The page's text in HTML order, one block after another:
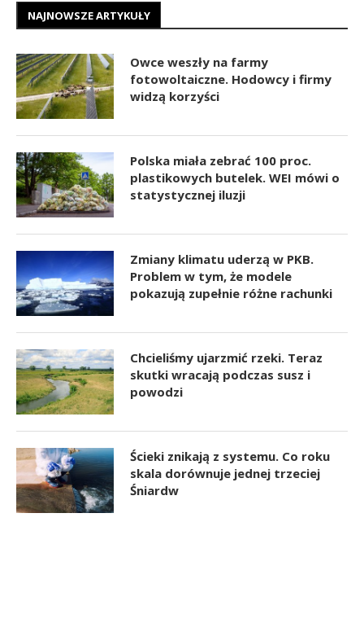
NAJNOWSZE ARTYKUŁY
Owce weszły na farmy
fotowoltaiczne. Hodowcy i firmy
widzą korzyści
Polska miała zebrać 100 proc.
plastikowych butelek. WEI mówi o
statystycznej iluzji
Zmiany klimatu uderzą w PKB.
Problem w tym, że modele
pokazują zupełnie różne rachunki
Chcieliśmy ujarzmić rzeki. Teraz
skutki wracają podczas susz i
powodzi
Ścieki znikają z systemu. Co roku
skala dorównuje jednej trzeciej
Śniardw